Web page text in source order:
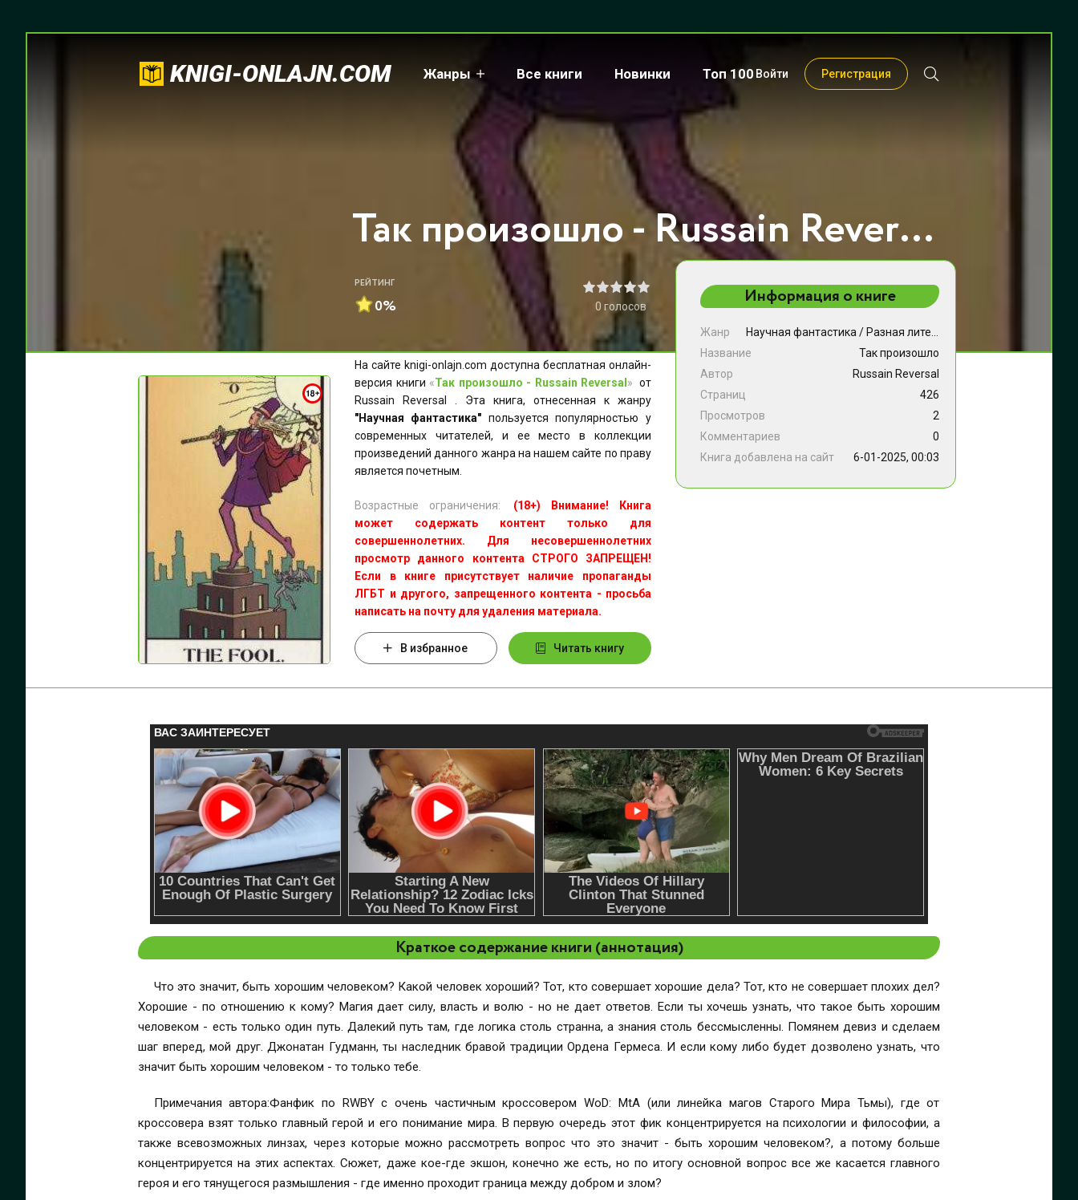
KNIGI-ONLAJN.COM Жанры Все книги Новинки Топ 100 Войти Регистрация
Так произошло - Russain Reversal
РЕЙТИНГ
0% 0 голосов
На сайте knigi-onlajn.com доступна бесплатная онлайн-
версия книги «Так произошло - Russain Reversal » от
Russain Reversal . Эта книга, отнесенная к жанру
"Научная фантастика" пользуется популярностью у
современных читателей, и ее место в коллекции
произведений данного жанра на нашем сайте по праву
является почетным.
Возрастные ограничения:
(18+) Внимание! Книга
может содержать контент только для
совершеннолетних. Для несовершеннолетних
просмотр данного контента СТРОГО ЗАПРЕЩЕН!
Если в книге присутствует наличие пропаганды
ЛГБТ и другого, запрещенного контента - просьба
написать на почту для удаления материала.
В избранное Читать книгу
Информация о книге
Жанр Научная фантастика / Разная литература
Название
Так произошло
Автор
Russain Reversal
Страниц
426
Просмотров
2
Комментариев
0
Книга добавлена на сайт
6-01-2025, 00:03
Краткое содержание книги (аннотация)
Что это значит, быть хорошим человеком? Какой человек хороший? Тот, кто совершает хорошие дела? Тот, кто не совершает плохих дел?
Хорошие - по отношению к кому? Магия дает силу, власть и волю - но не дает ответов. Если ты хочешь узнать, что такое быть хорошим
человеком - есть только один путь. Далекий путь там, где логика столь странна, а знания столь бессмысленны. Помянем девиз и сделаем
шаг вперед, мой друг. Джонатан Гудманн, ты наследник бравой традиции Ордена Гермеса. И если кому либо будет дозволено узнать, что
значит быть хорошим человеком - то только тебе.
Примечания автора:Фанфик по RWBY с очень частичным кроссовером WoD: MtA (или линейка магов Старого Мира Тьмы), где от
кроссовера взят только главный герой и его понимание мира. В первую очередь этот фик концентрируется на психологии и философии, а
также всевозможных линзах, через которые можно рассмотреть вопрос что это значит - быть хорошим человеком?, а потому больше
концентрируется на этих аспектах. Сюжет, даже кое-где экшон, конечно же есть, но по итогу основной вопрос все же касается главного
героя и его тянущегося размышления - где именно проходит граница между добром и злом?